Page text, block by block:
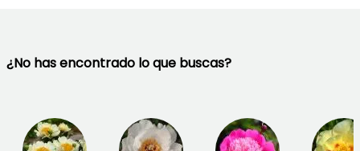
¿No has encontrado lo que buscas?